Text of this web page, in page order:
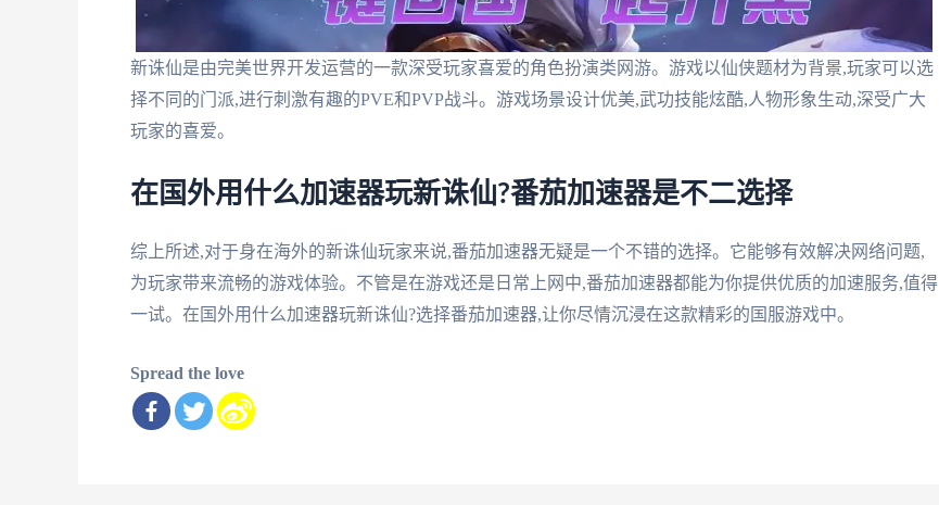
新诛仙是由完美世界开发运营的一款深受玩家喜爱的角色扮演类网游。游戏以仙侠题材为背景,玩家可以选
择不同的门派,进行刺激有趣的PVE和PVP战斗。游戏场景设计优美,武功技能炫酷,人物形象生动,深受广大
玩家的喜爱。
在国外用什么加速器玩新诛仙?番茄加速器是不二选择
综上所述,对于身在海外的新诛仙玩家来说,番茄加速器无疑是一个不错的选择。它能够有效解决网络问题,
为玩家带来流畅的游戏体验。不管是在游戏还是日常上网中,番茄加速器都能为你提供优质的加速服务,值得
一试。在国外用什么加速器玩新诛仙?选择番茄加速器,让你尽情沉浸在这款精彩的国服游戏中。
Spread the love